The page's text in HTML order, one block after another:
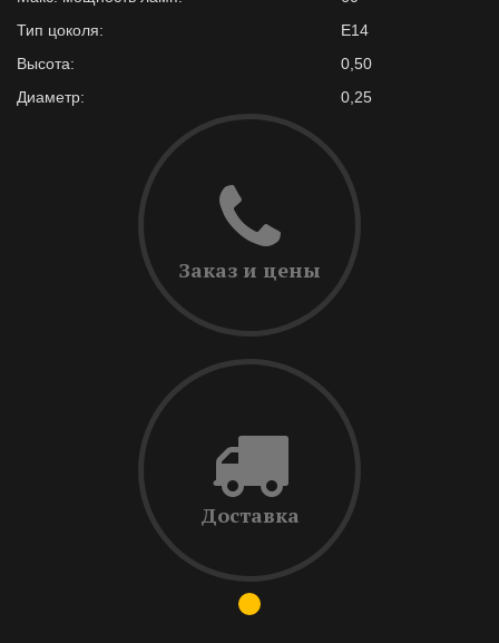
Тип цоколя:
Е14
Высота:
0,50
Диаметр:
0,25
Заказ и цены
Доставка